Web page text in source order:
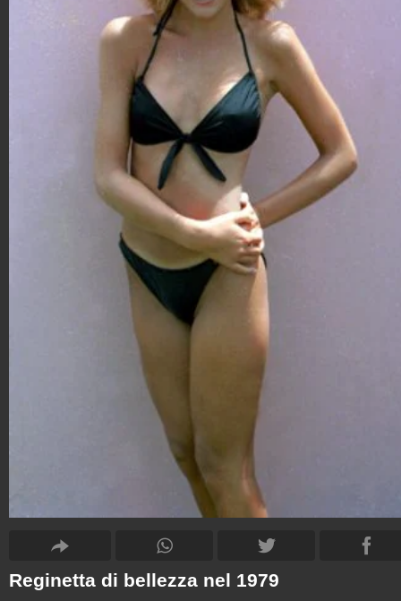
Reginetta di bellezza nel 1979